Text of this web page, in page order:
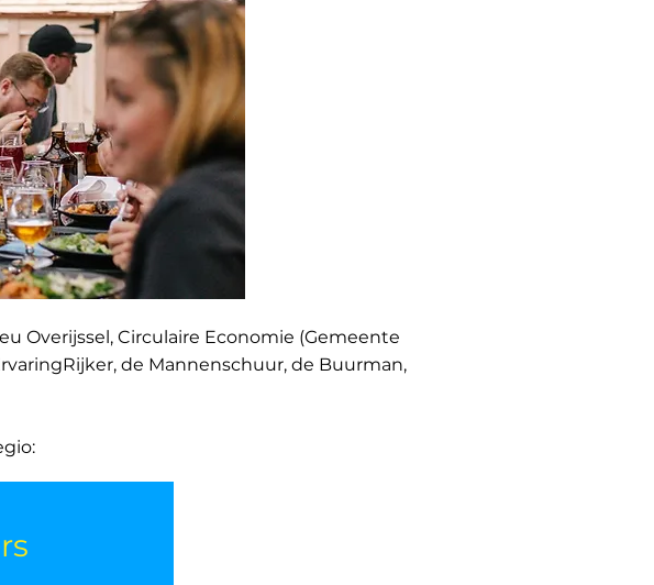
Overijssel, Circulaire Economie (Gemeente
de Mannenschuur, de Buurman,